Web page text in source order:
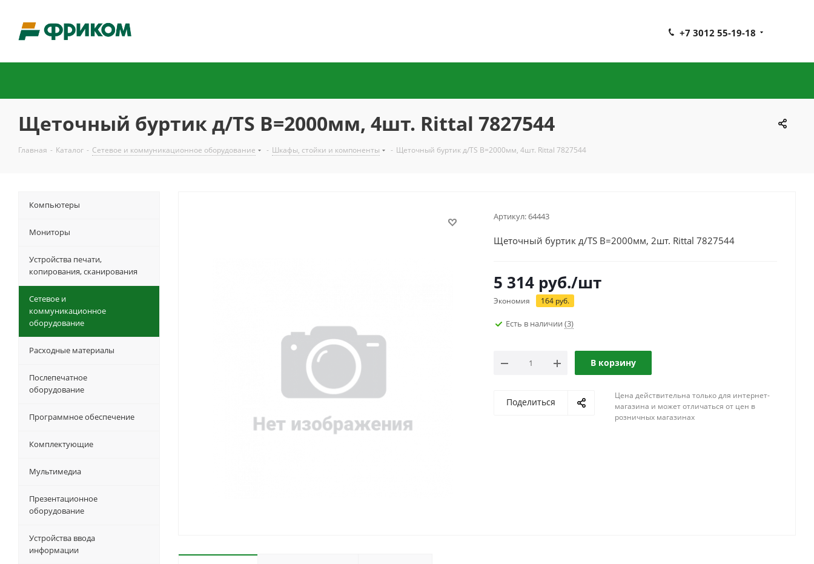
+7 3012 55-19-18
Щеточный буртик д/TS В=2000мм, 4шт. Rittal 7827544
Главная - Каталог - Сетевое и коммуникационное оборудование - Шкафы, стойки и компоненты - Щеточный буртик д/TS В=2000мм, 4шт. Rittal 7827544
Артикул:64443
Щеточный буртик д/TS В=2000мм, 2шт. Rittal 7827544
5 314 руб./шт
Экономия 164 руб.
Есть в наличии (3)
В корзину
Поделиться
Цена действительна только для интернет-
магазина и может отличаться от цен в
розничных магазинах
Компьютеры
Мониторы
Устройства печати,
копирования, сканирования
Сетевое и
коммуникационное
оборудование
Расходные материалы
Послепечатное
оборудование
Программное обеспечение
Комплектующие
Мультимедиа
Презентационное
оборудование
Устройства ввода
информации